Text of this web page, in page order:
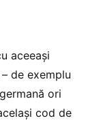
aceeași
de exemplu
ori
cod de